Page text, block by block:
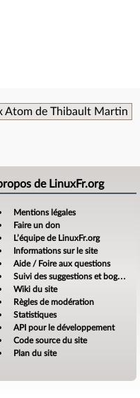
Atom de Thibault Martin
de LinuxFr.org
Mentions légales
Faire un don
L’équipe de LinuxFr.org
Informations sur le site
Aide / Foire aux questions
Suivi des suggestions et bogues
Wiki du site
Règles de modération
Statistiques
API pour le développement
Code source du site
Plan du site